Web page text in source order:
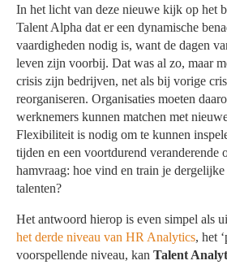
In het licht van deze nieuwe kijk op het
Talent Alpha dat er een dynamische
vaardigheden nodig is, want de dagen
leven zijn voorbij. Dat was al zo, maar
crisis zijn bedrijven, net als bij vorige
reorganiseren. Organisaties moeten
werknemers kunnen matchen met
Flexibiliteit is nodig om te kunnen
tijden en een voortdurend veranderende
hamvraag: hoe vind en train je dergelijke
talenten?
Het antwoord hierop is even simpel als
het derde niveau van HR Analytics, het
voorspellende niveau, kanTalent